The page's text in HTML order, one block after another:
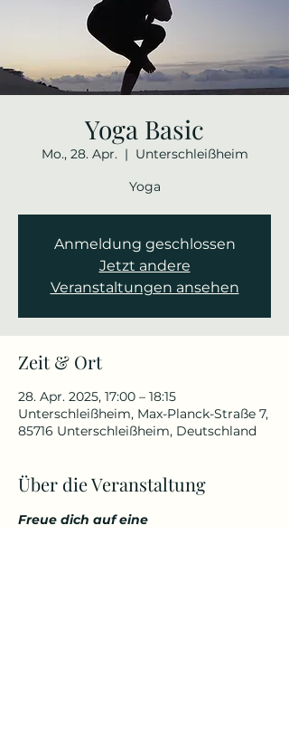
Yoga Basic
Mo., 28. Apr.
  |
Unterschleißheim
Yoga
Anmeldung geschlossen
Jetzt andere
Veranstaltungen ansehen
Zeit & Ort
28. Apr. 2025, 17:00 – 18:15
Unterschleißheim, Max-Planck-Straße 7,
85716 Unterschleißheim, Deutschland
Über die Veranstaltung
Freue dich auf eine